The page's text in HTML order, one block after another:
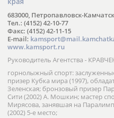
683000, Петропавловск-
Тел.: (4152) 42-10-77
Факс: (4152) 42-11-15
E-mail:
www.kamsport.ru
Руководитель Агентства -
горнолыжный спорт:
призер Кубка мира (1997),
Зеленская; бронзовый призер
Сити (2002) А. Мошкин; мастер
Мирясова, занявшая на
(2002) 5-е место;